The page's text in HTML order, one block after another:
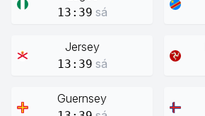
13:39 sá
Jersey
13:39 sá
Guernsey